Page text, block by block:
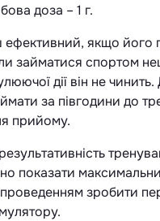
доза – 1 г.
якщо його
займатися спортом
дії він не
за півгодини до
прийому.
показати
проведенням зробити